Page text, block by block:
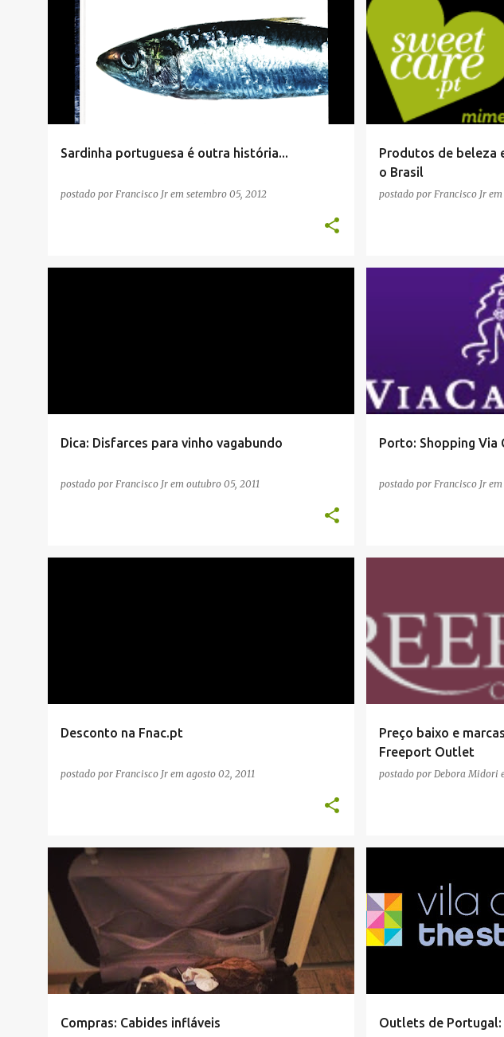
Sardinha portuguesa é outra história...
postado por Francisco Jr em setembro 05, 2012
COMPRAS
Produtos de beleza
o Brasil
postado por Francisco Jr em
Dica: Disfarces para vinho vagabundo
postado por Francisco Jr em outubro 05, 2011
Porto: Shopping Via
postado por Francisco Jr em
PORTO E
Desconto na Fnac.pt
postado por Francisco Jr em agosto 02, 2011
Preço baixo e
Freeport Outlet
postado por Debora Midori
Compras: Cabides infláveis
COMPRAS
Outlets de